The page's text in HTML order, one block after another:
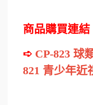
商品購買連結
➪ CP-823 球
821 青少年近